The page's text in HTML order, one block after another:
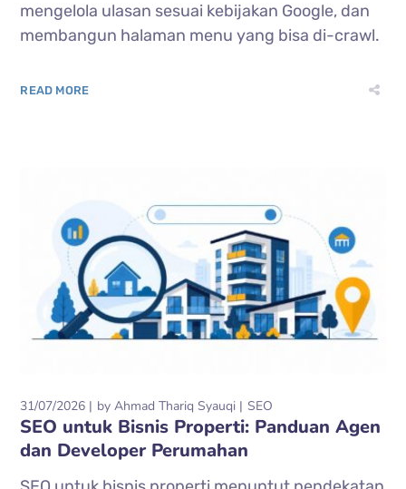
mengelola ulasan sesuai kebijakan Google, dan
membangun halaman menu yang bisa di-crawl.
READ MORE
31/07/2026 byAhmad Thariq Syauqi SEO
SEO untuk Bisnis Properti: Panduan Agen
dan Developer Perumahan